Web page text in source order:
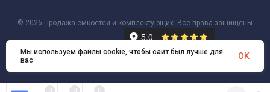
© 2026 Продажа емкостей и комплектующих. Все права защищены
Мы используем файлы cookie, чтобы сайт был лучше для
вас
OK